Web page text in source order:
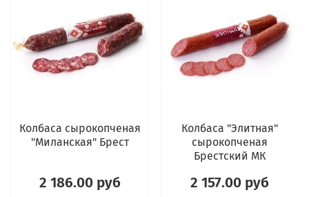
Колбаса сырокопченая
"Миланская" Брест
2 186.00 руб
Колбаса "Элитная"
сырокопченая
Брестский МК
2 157.00 руб